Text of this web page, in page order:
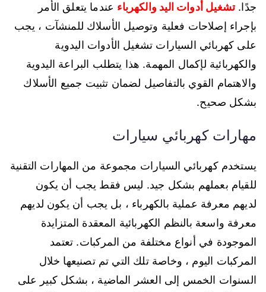
جدًا.تشغيل أدوات اليد والكهرباء عندما يتعلق الأمر
بإجراء إصلاحات فعلية وتوصيل الأسلاك للمنشآت ، يجب
على كهربائي السيارات تشغيل الأدوات اليدوية
والكهربائية لإكمال المهمة. هذا يتطلب البراعة اليدوية
والاهتمام القوي بالتفاصيل لضمان تثبيت جميع الأسلاك
بشكل صحيح.
مهارات كهربائي سيارات
يستخدم كهربائي السيارات مجموعة من المهارات التقنية
للقيام بعملهم بشكل جيد. ليس فقط يجب أن يكون
لديهم معرفة عملية بالكهرباء ، بل يجب أن يكون لديهم
معرفة واسعة بالنظم الكهربائية المعقدة المتزايدة
الموجودة في أنواع مختلفة من المركبات. تعتمد
المركبات اليوم ، وخاصة تلك التي تم تصنيعها خلال
السنوات الخمس إلى العشر الماضية ، بشكل كبير على